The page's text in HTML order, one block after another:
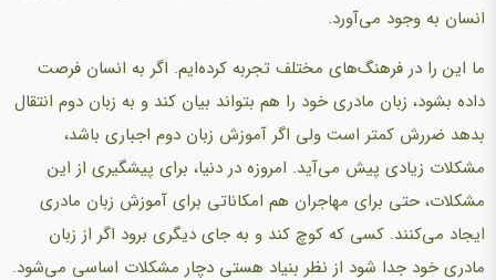
انسان به وجود می‌آورد.
ما این را در فرهنگ‌های مختلف تجربه کرده‌ایم. اگر به انسان فرصت
داده بشود، زبان مادری خود را هم بتواند بیان کند و به زبان دوم انتقال
بدهد ضررش کمتر است ولی اگر آموزش زبان دوم اجباری باشد،
مشکلات زیادی پیش می‌آید. امروزه در دنیا، برای پیشگیری از این
مشکلات، حتی برای مهاجران هم امکاناتی برای آموزش زبان مادری
ایجاد می‌کنند. کسی که کوچ کند و به جای دیگری برود اگر از زبان
مادری خود جدا شود از نظر بنیاد هستی دچار مشکلات اساسی می‌شود.